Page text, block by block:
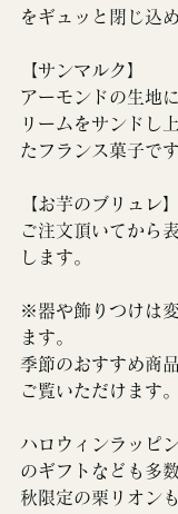
をギュッと閉じ込
【サンマルク】
アーモンドの生地
リームをサンドし
たフランス菓子です
【お芋のブリュレ】
ご注文頂いてから
します。
※器や飾りつけは
ます。
季節のおすすめ商
ご覧いただけます。
ハロウィンラッピ
のギフトなども多
秋限定の栗リオン